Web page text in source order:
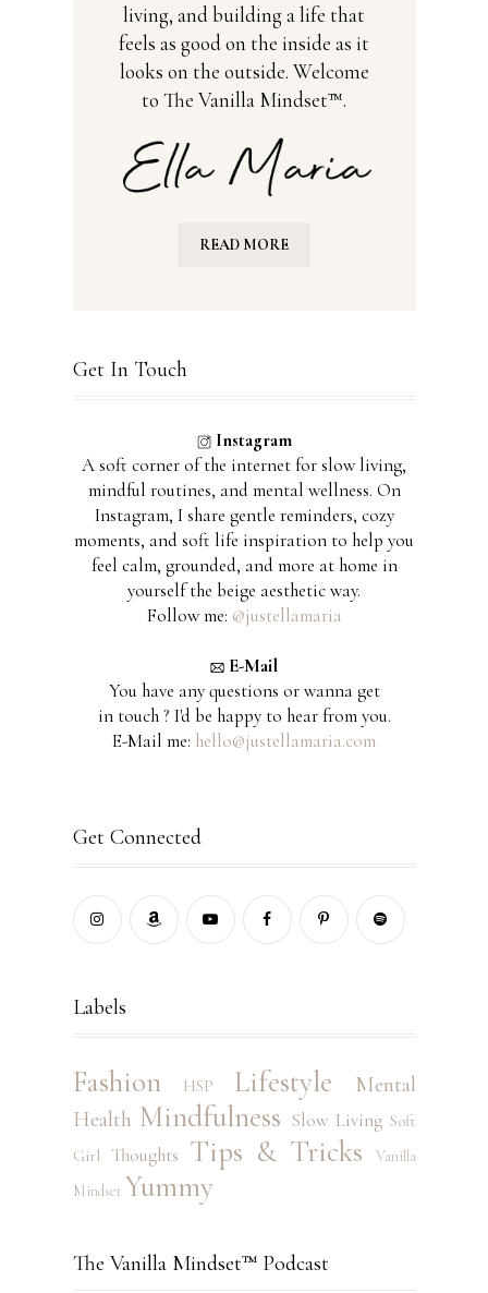
living, and building a life that
feels as good on the inside as it
looks on the outside. Welcome
to The Vanilla Mindset™.
READ MORE
Get In Touch
Instagram
A soft corner of the internet for slow living,
mindful routines, and mental wellness. On
Instagram, I share gentle reminders, cozy
moments, and soft life inspiration to help you
feel calm, grounded, and more at home in
yourself the beige aesthetic way.
Follow me: @justellamaria
E-Mail
You have any questions or wanna get
in touch ? I'd be happy to hear from you.
E-Mail me: hello@justellamaria.com
Get Connected
Labels
Fashion HSP Lifestyle
Mental
Health Mindfulness Slow Living Soft
Girl
Thoughts Tips & Tricks
Vanilla
Mindset Yummy
The Vanilla Mindset™ Podcast